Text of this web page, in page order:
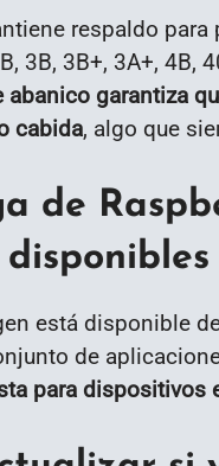
respaldo
3B, 3B+, 3A+, 4B,
abanico garantiza
cabida, algo que
de
disponibles
está disponible
de
para dispositivos